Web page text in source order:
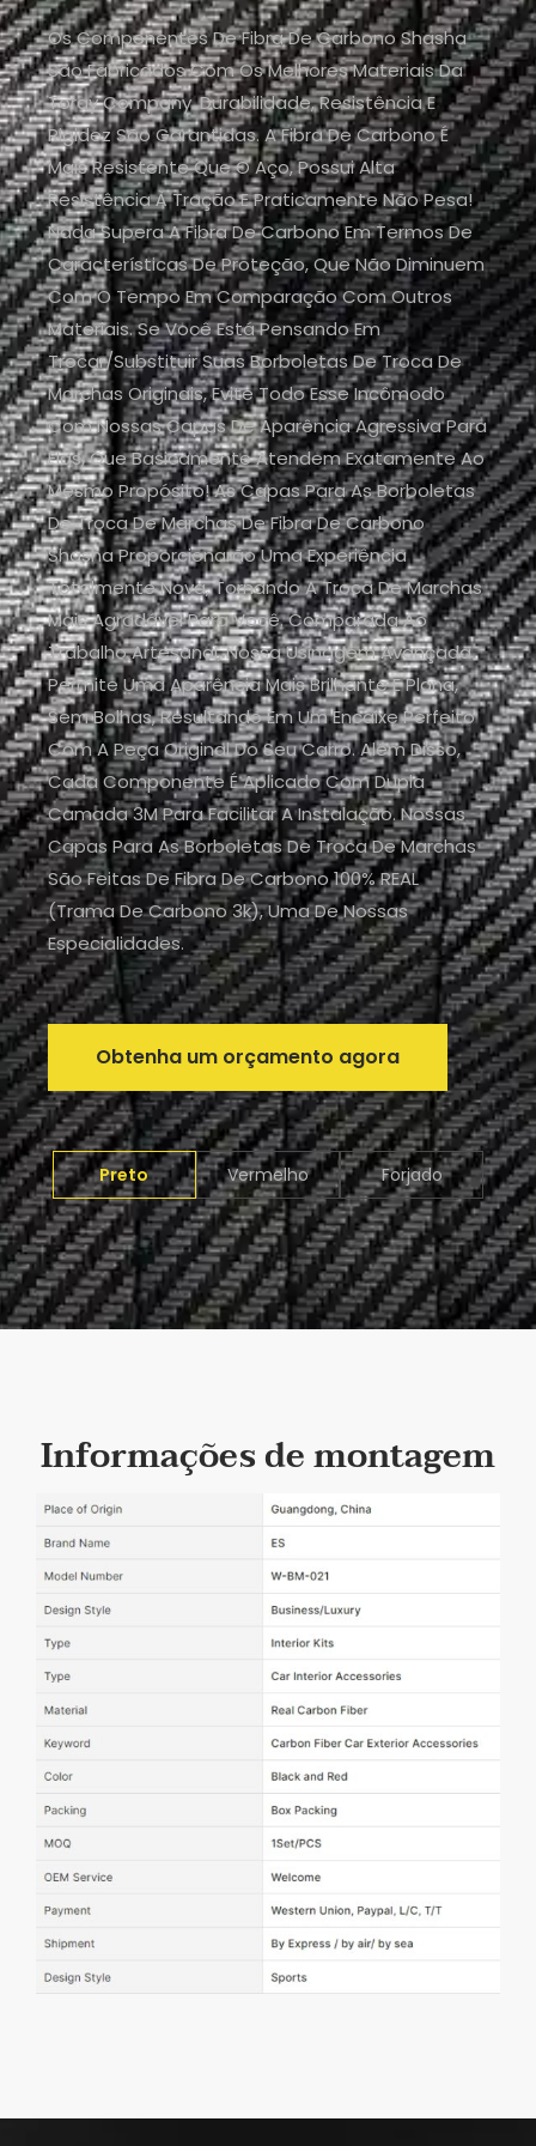
Os Componentes De Fibra De Carbono Shasha
São Fabricados Com Os Melhores Materiais Da
Toray Company. Durabilidade, Resistência E
Rigidez São Garantidas. A Fibra De Carbono É
Mais Resistente Que O Aço, Possui Alta
Resistência À Tração E Praticamente Não Pesa!
Nada Supera A Fibra De Carbono Em Termos De
Características De Proteção, Que Não Diminuem
Com O Tempo Em Comparação Com Outros
Materiais. Se Você Está Pensando Em
Trocar/substituir Suas Borboletas De Troca De
Marchas Originais, Evite Todo Esse Incômodo
Com Nossas Capas De Aparência Agressiva Para
Elas, Que Basicamente Atendem Exatamente Ao
Mesmo Propósito! As Capas Para As Borboletas
De Troca De Marchas De Fibra De Carbono
Shasha Proporcionarão Uma Experiência
Totalmente Nova, Tornando A Troca De Marchas
Mais Agradável Para Você. Comparada Ao
Trabalho Artesanal, Nossa Usinagem Avançada
Permite Uma Aparência Mais Brilhante E Plana,
Sem Bolhas, Resultando Em Um Encaixe Perfeito
Com A Peça Original Do Seu Carro. Além Disso,
Cada Componente É Aplicado Com Dupla
Camada 3M Para Facilitar A Instalação. Nossas
Capas Para As Borboletas De Troca De Marchas
São Feitas De Fibra De Carbono 100% REAL
(trama De Carbono 3k), Uma De Nossas
Especialidades.
Obtenha um orçamento agora
Preto Vermelho Forjado
Informações de montagem